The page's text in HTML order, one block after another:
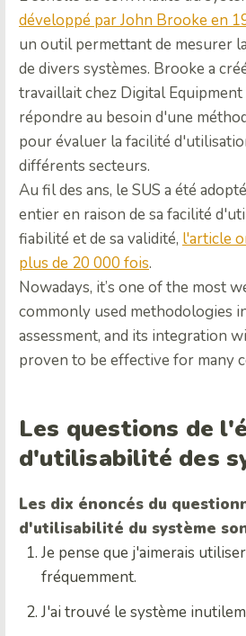
développé par John Brooke en
un outil permettant de mesurer
de divers systèmes. Brooke a
travaillait chez Digital
répondre au besoin d'une
pour évaluer la facilité
différents secteurs.
Au fil des ans, le SUS a été
entier en raison de sa facilité
fiabilité et de sa validité, l'article
plus de 20 000 fois.
Nowadays, it’s one of the most
commonly used methodologies
assessment, and its integration
proven to be effective for many
Les questions de
d'utilisabilité des
Les dix énoncés du
d'utilisabilité du système
Je pense que j'aimerais
fréquemment.
J'ai trouvé le système